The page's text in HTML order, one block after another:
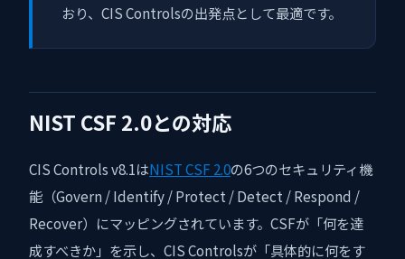
おり、CIS Controlsの出発点として最適です。
NIST CSF 2.0との対応
CIS Controls v8.1はNIST CSF 2.0の6つのセキュリティ機
能（Govern / Identify / Protect / Detect / Respond /
Recover）にマッピングされています。CSFが「何を達
成すべきか」を示し、CIS Controlsが「具体的に何をす